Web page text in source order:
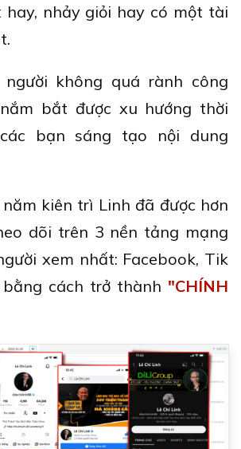
hay, nhảy giỏi hay có một tài
không quá rành công
bắt được xu hướng thời
bạn sáng tạo nội dung
kiên trì Linh đã được hơn
dõi trên 3 nền tảng mạng
xem nhất: Facebook, Tik
bằng cách trở thành "CHÍNH